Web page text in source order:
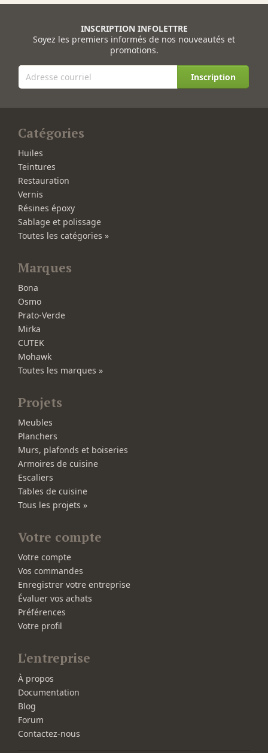
INSCRIPTION INFOLETTRE
Soyez les premiers informés de nos nouveautés et
promotions.
Inscription
Catégories
Huiles
Teintures
Restauration
Vernis
Résines époxy
Sablage et polissage
Toutes les catégories »
Marques
Bona
Osmo
Prato-Verde
Mirka
CUTEK
Mohawk
Toutes les marques »
Projets
Meubles
Planchers
Murs, plafonds et boiseries
Armoires de cuisine
Escaliers
Tables de cuisine
Tous les projets »
Votre compte
Votre compte
Vos commandes
Enregistrer votre entreprise
Évaluer vos achats
Préférences
Votre profil
L'entreprise
À propos
Documentation
Blog
Forum
Contactez-nous